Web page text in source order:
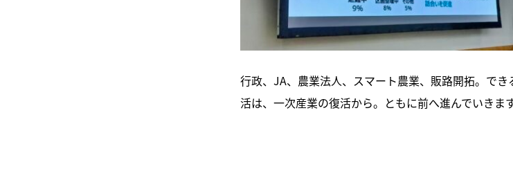
行政、JA、農業法人、スマート農業、販路開拓。で
活は、一次産業の復活から。ともに前へ進んでいきま